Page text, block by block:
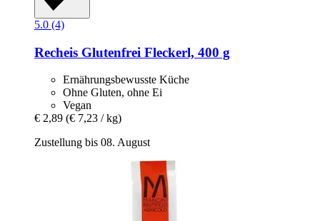
5.0 (4)
Recheis Glutenfrei Fleckerl, 400 g
Ernährungsbewusste Küche
Ohne Gluten, ohne Ei
Vegan
€ 2,89 (€ 7,23 / kg)
Zustellung bis 08. August